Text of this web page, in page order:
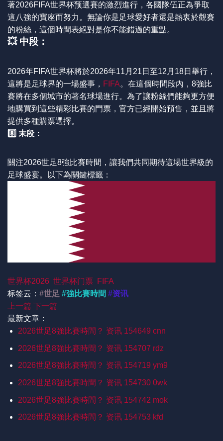
著2026FIFA世界杯预選賽的激烈進行，各國隊伍正為爭取
這八強的寶座而努力。無論你是足球愛好者還是熱衷於觀賽
的粉絲，這個時間表絕對是你不能錯過的重點。
💥 中段：
2026年FIFA世界杯將於2026年11月21日至12月18日舉行，
這將是足球界的一場盛事， FIFA。在這個時間段內，8強比
賽將在多個城市的著名球場進行。為了讓粉絲們能夠更方便
地購買到這些精彩比賽的門票，官方已經開始預售，並且將
提供多種購票選擇。
8️⃣ 末段：
關注2026世足8強比賽時間，讓我們共同期待這場世界級的
足球盛宴。以下為關鍵標籤：
世界杯2026 世界杯门票
FIFA
标签云： #世足 #強比賽時間 #资讯
上一篇 下一篇
最新文章：
2026世足8強比賽時間？ 资讯 154649 cnn
2026世足8強比賽時間？ 资讯 154707 rdz
2026世足8強比賽時間？ 资讯 154719 ym9
2026世足8強比賽時間？ 资讯 154730 0wk
2026世足8強比賽時間？ 资讯 154742 mok
2026世足8強比賽時間？ 资讯 154753 kfd